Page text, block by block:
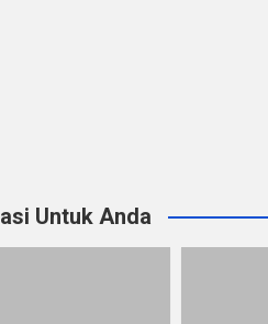
Untuk Anda